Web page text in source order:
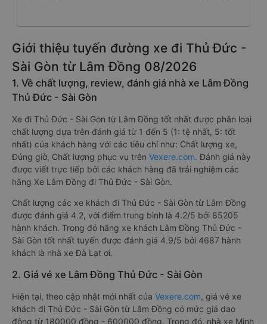
Giới thiệu tuyến đường xe đi Thủ Đức -
Sài Gòn từ Lâm Đồng 08/2026
1. Về chất lượng, review, đánh giá nhà xe Lâm Đồng
Thủ Đức - Sài Gòn
Xe đi Thủ Đức - Sài Gòn từ Lâm Đồng tốt nhất được phân loại
chất lượng dựa trên đánh giá từ 1 đến 5 (1: tệ nhất, 5: tốt
nhất) của khách hàng với các tiêu chí như: Chất lượng xe,
Đúng giờ, Chất lượng phục vụ trên Vexere.com. Đánh giá này
được viết trực tiếp bởi các khách hàng đã trải nghiệm các
hãng Xe Lâm Đồng đi Thủ Đức - Sài Gòn.
Chất lượng các xe khách đi Thủ Đức - Sài Gòn từ Lâm Đồng
được đánh giá 4.2, với điểm trung bình là 4.2/5 bởi 85205
hành khách. Trong đó hãng xe khách Lâm Đồng Thủ Đức -
Sài Gòn tốt nhất tuyến được đánh giá 4.9/5 bởi 4687 hành
khách là nhà xe Đà Lạt ơi.
2. Giá vé xe Lâm Đồng Thủ Đức - Sài Gòn
Hiện tại, theo cập nhật mới nhất của Vexere.com, giá vé xe
khách đi Thủ Đức - Sài Gòn từ Lâm Đồng có mức giá dao
động từ 180000 đồng - 600000 đồng. Trong đó, nhà xe Minh